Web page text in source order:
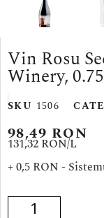
Vin Rosu
Winery,
SKU 1506
98,49 RON
131,32 RON/L
+ 0,5 RON -